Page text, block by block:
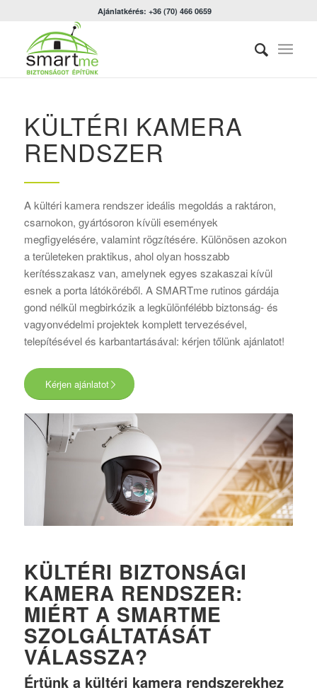
Ajánlatkérés: +36 (70) 466 0659
KÜLTÉRI KAMERA
RENDSZER
A kültéri kamera rendszer ideális megoldás a raktáron,
csarnokon, gyártósoron kívüli események
megfigyelésére, valamint rögzítésére. Különösen azokon
a területeken praktikus, ahol olyan hosszabb
kerítésszakasz van, amelynek egyes szakaszai kívül
esnek a porta látóköréből. A SMARTme rutinos gárdája
gond nélkül megbirkózik a legkülönfélébb biztonság- és
vagyonvédelmi projektek komplett tervezésével,
telepítésével és karbantartásával: kérjen tőlünk ajánlatot!
Kérjen ajánlatot
KÜLTÉRI BIZTONSÁGI
KAMERA RENDSZER:
MIÉRT A SMARTME
SZOLGÁLTATÁSÁT
VÁLASSZA?
Értünk a kültéri kamera rendszerekhez